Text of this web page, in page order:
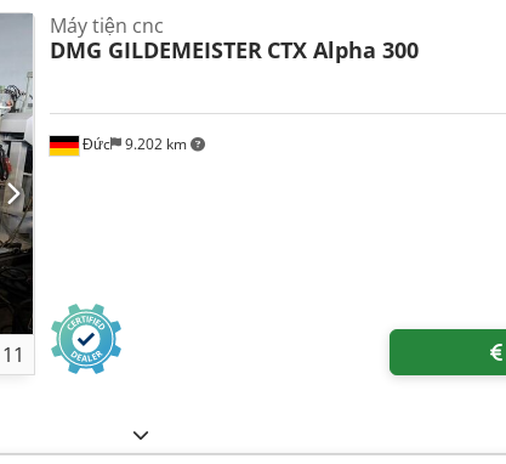
11
Đức 9.202 km
Máy tiện cnc
DMG GILDEMEISTER CTX Alpha 300